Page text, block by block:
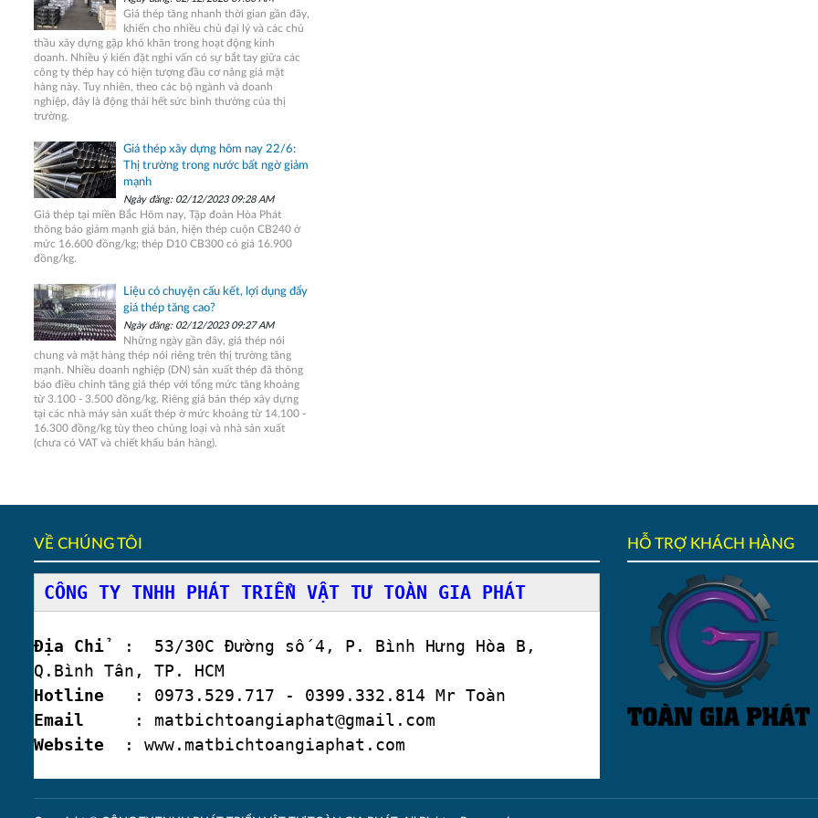
Giá thép tăng nhanh thời gian gần đây,
khiến cho nhiều chủ đại lý và các chủ
thầu xây dựng gặp khó khăn trong hoạt động kinh
doanh. Nhiều ý kiến đặt nghi vấn có sự bắt tay giữa các
công ty thép hay có hiện tượng đầu cơ nâng giá mặt
hàng này. Tuy nhiên, theo các bộ ngành và doanh
nghiệp, đây là động thái hết sức bình thường của thị
trường.
Giá thép xây dựng hôm nay 22/6:
Thị trường trong nước bất ngờ giảm
mạnh
Ngày đăng: 02/12/2023 09:28 AM
Giá thép tại miền Bắc Hôm nay, Tập đoàn Hòa Phát
thông báo giảm mạnh giá bán, hiện thép cuộn CB240 ở
mức 16.600 đồng/kg; thép D10 CB300 có giá 16.900
đồng/kg.
Liệu có chuyện cấu kết, lợi dụng đẩy
giá thép tăng cao?
Ngày đăng: 02/12/2023 09:27 AM
Những ngày gần đây, giá thép nói
chung và mặt hàng thép nói riêng trên thị trường tăng
mạnh. Nhiều doanh nghiệp (DN) sản xuất thép đã thông
báo điều chỉnh tăng giá thép với tổng mức tăng khoảng
từ 3.100 - 3.500 đồng/kg. Riêng giá bán thép xây dựng
tại các nhà máy sản xuất thép ở mức khoảng từ 14.100 -
16.300 đồng/kg tùy theo chủng loại và nhà sản xuất
(chưa có VAT và chiết khấu bán hàng).
VỀ CHÚNG TÔI
CÔNG TY TNHH PHÁT TRIỂN VẬT TƯ TOÀN GIA PHÁT
Địa Chỉ: 53/30C Đường số 4, P. Bình Hưng Hòa B,
Q.Bình Tân, TP. HCM
Hotline : 0973.529.717 - 0399.332.814 Mr Toàn
Email : matbichtoangiaphat@gmail.com
Website : www.matbichtoangiaphat.com
HỖ TRỢ KHÁCH HÀNG